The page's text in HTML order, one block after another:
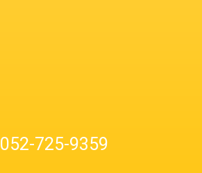
052-725-9359